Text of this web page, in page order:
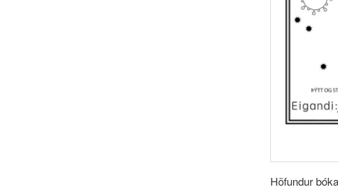
Höfundur